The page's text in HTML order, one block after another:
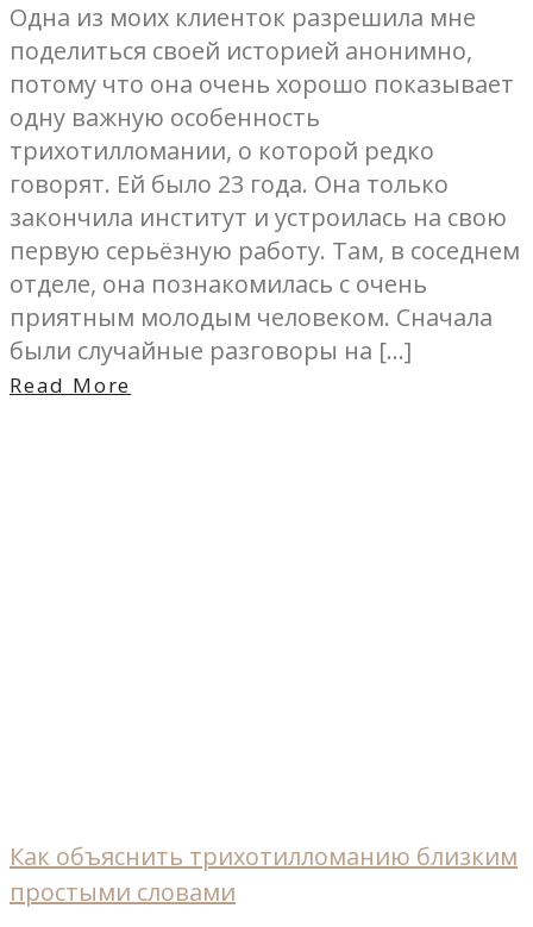
Одна из моих клиенток разрешила мне
поделиться своей историей анонимно,
потому что она очень хорошо показывает
одну важную особенность
трихотилломании, о которой редко
говорят. Ей было 23 года. Она только
закончила институт и устроилась на свою
первую серьёзную работу. Там, в соседнем
отделе, она познакомилась с очень
приятным молодым человеком. Сначала
были случайные разговоры на […]
Read More
Как объяснить трихотилломанию близким
простыми словами